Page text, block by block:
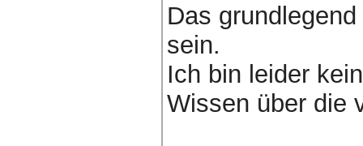
Das
sein.
Ich bin leider
Wissen über die